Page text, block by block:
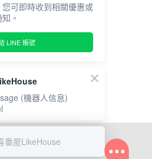
動資訊
12:00；13:00-17:00
© 2021 Wabow Inc.
可即時收到相關優惠或
。
LINE 帳號
(機器人信息)
番屋LikeHouse